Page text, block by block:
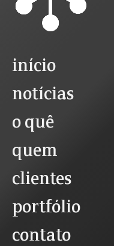
início
notícias
o quê
quem
clientes
portfólio
contato